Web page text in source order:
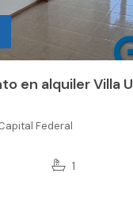
en alquiler Villa
Federal
1